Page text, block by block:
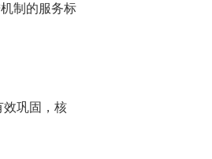
制的服务标
效巩固，核